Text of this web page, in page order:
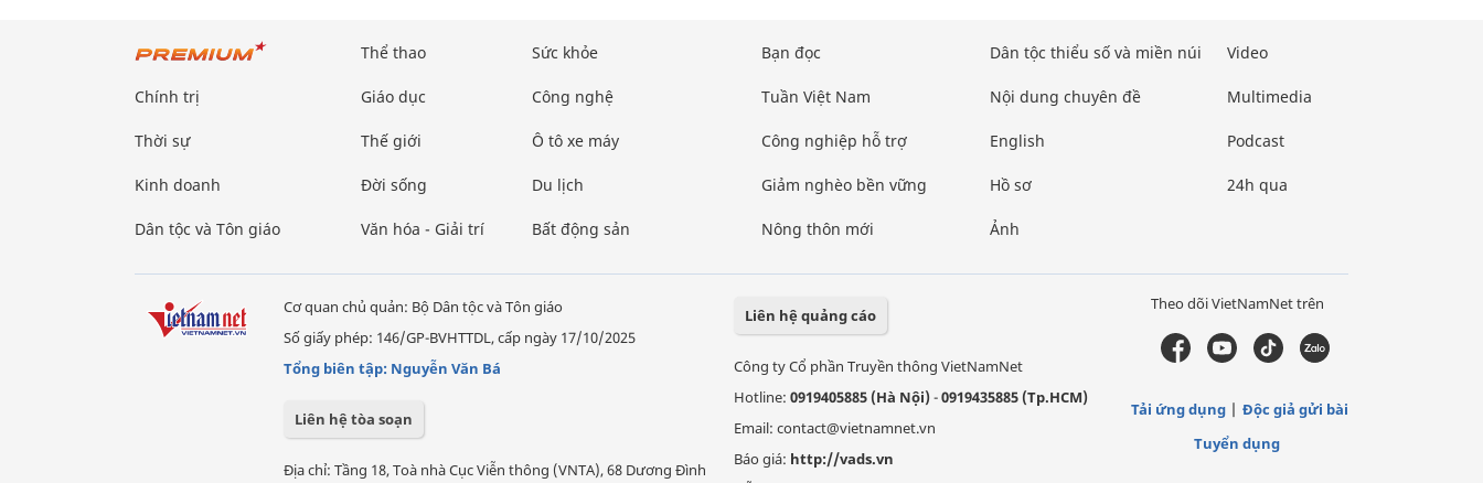
Chính trị
Thời sự
Kinh doanh
Dân tộc và Tôn giáo
Thể thao
Giáo dục
Thế giới
Đời sống
Văn hóa - Giải trí
Sức khỏe
Công nghệ
Ô tô xe máy
Du lịch
Bất động sản
Bạn đọc
Tuần Việt Nam
Công nghiệp hỗ trợ
Giảm nghèo bền vững
Nông thôn mới
Dân tộc thiểu số và miền núi
Nội dung chuyên đề
English
Hồ sơ
Ảnh
Video
Multimedia
Podcast
24h qua
Cơ quan chủ quản: Bộ Dân tộc và Tôn giáo
Số giấy phép: 146/GP-BVHTTDL, cấp ngày 17/10/2025
Tổng biên tập: Nguyễn Văn Bá
Liên hệ tòa soạn
Địa chỉ: Tầng 18, Toà nhà Cục Viễn thông (VNTA), 68 Dương Đình
Liên hệ quảng cáo
Công ty Cổ phần Truyền thông VietNamNet
Hotline: 0919405885 (Hà Nội)-0919435885 (Tp.HCM)
Email: contact@vietnamnet.vn
Báo giá: http://vads.vn
Theo dõi VietNamNet trên
Tải ứng dụng
Độc giả gửi bài
Tuyển dụng